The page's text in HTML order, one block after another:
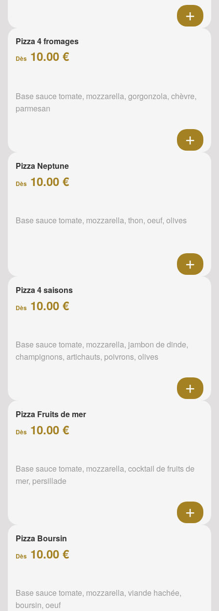
Pizza 4 fromages
Dès 10.00 €
Base sauce tomate, mozzarella, gorgonzola, chèvre,
parmesan
Pizza Neptune
Dès 10.00 €
Base sauce tomate, mozzarella, thon, oeuf, olives
Pizza 4 saisons
Dès 10.00 €
Base sauce tomate, mozzarella, jambon de dinde,
champignons, artichauts, poivrons, olives
Pizza Fruits de mer
Dès 10.00 €
Base sauce tomate, mozzarella, cocktail de fruits de
mer, persillade
Pizza Boursin
Dès 10.00 €
Base sauce tomate, mozzarella, viande hachée,
boursin, oeuf